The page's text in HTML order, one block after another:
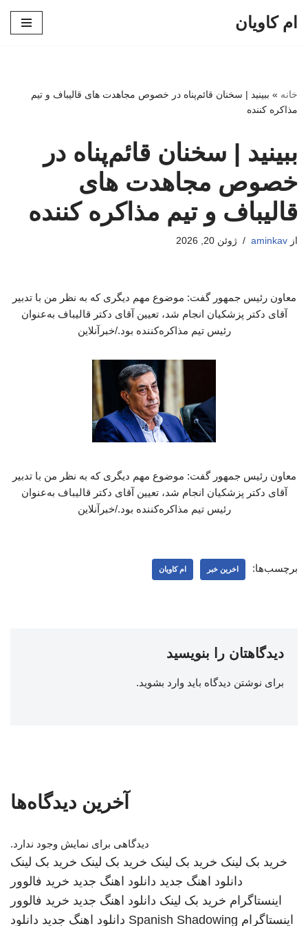
ام کاویان
خانه » ببینید | سخنان قائم‌پناه در خصوص مجاهدت های قالیباف و تیم
مذاکره کننده
ببینید | سخنان قائم‌پناه در
خصوص مجاهدت های
قالیباف و تیم مذاکره کننده
از aminkav ژوئن 20, 2026
معاون رئیس جمهور گفت: موضوع مهم دیگری که به نظر من با تدبیر
آقای دکتر پزشکیان انجام شد، تعیین آقای دکتر قالیباف به‌عنوان
رئیس تیم مذاکره‌کننده بود./خبرآنلاین
معاون رئیس جمهور گفت: موضوع مهم دیگری که به نظر من با تدبیر
آقای دکتر پزشکیان انجام شد، تعیین آقای دکتر قالیباف به‌عنوان
رئیس تیم مذاکره‌کننده بود./خبرآنلاین
برچسب‌ها: اخرین خبر ام کاویان
دیدگاهتان را بنویسید
برای نوشتن دیدگاه باید وارد بشوید.
آخرین دیدگاه‌ها
دیدگاهی برای نمایش وجود ندارد.
خرید بک لینک خرید بک لینک خرید بک لینک خرید بک لینک
دانلود اهنگ جدید دانلود اهنگ جدید خرید فالوور
اینستاگرام خرید بک لینک دانلود اهنگ جدید خرید فالوور
اینستاگرام Spanish Shadowing دانلود اهنگ جدید دانلود